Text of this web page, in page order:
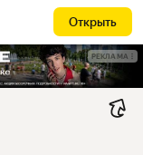
Открыть
РЕКЛАМА